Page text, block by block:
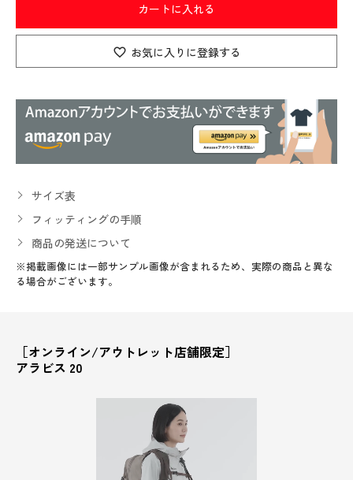
カートに入れる
お気に入りに登録する
サイズ表
フィッティングの手順
商品の発送について
※掲載画像には一部サンプル画像が含まれるため、実際の商品と異な
る場合がございます。
［オンライン/アウトレット店舗限定］
アラビス 20